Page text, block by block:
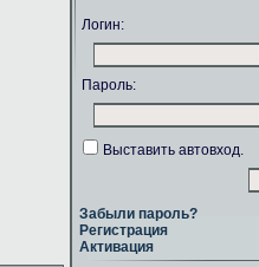
Логин:
Пароль:
Выставить автовход.
Забыли пароль?
Регистрация
Активация